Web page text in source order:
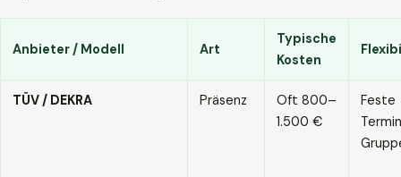
Anbieter / Modell Art
Typische
Kosten
TÜV / DEKRA Präsenz
Oft 800–
1.500 €
Feste